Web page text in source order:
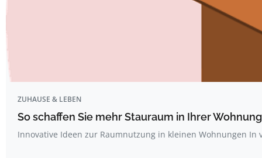
ZUHAUSE & LEBEN
So schaffen Sie mehr Stauraum in Ihrer Wohnung
Innovative Ideen zur Raumnutzung in kleinen Wohnungen In